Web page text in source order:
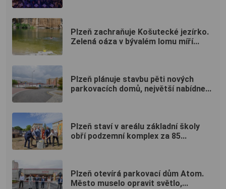
Plzeň zachraňuje Košutecké jezírko.
Zelená oáza v bývalém lomu míří...
Plzeň plánuje stavbu pěti nových
parkovacích domů, největší nabídne...
Plzeň staví v areálu základní školy
obří podzemní komplex za 85...
Plzeň otevírá parkovací dům Atom.
Město muselo opravit světlo,...